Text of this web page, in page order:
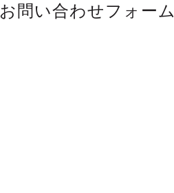
お問い合わせフォーム